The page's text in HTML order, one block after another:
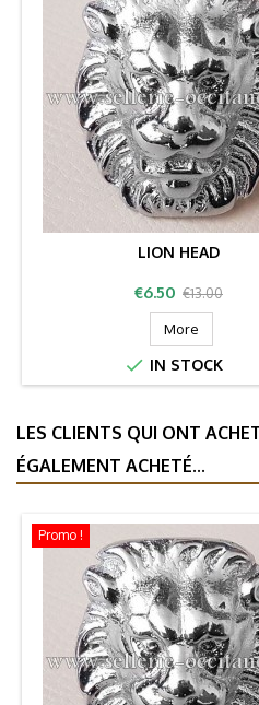
LION HEAD
Price
€6.50 Regular
price
€13.00
More
 IN STOCK
LES CLIENTS QUI ONT
ÉGALEMENT ACHETÉ...
Promo !